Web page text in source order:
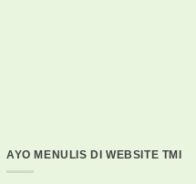
AYO MENULIS DI WEBSITE TMI